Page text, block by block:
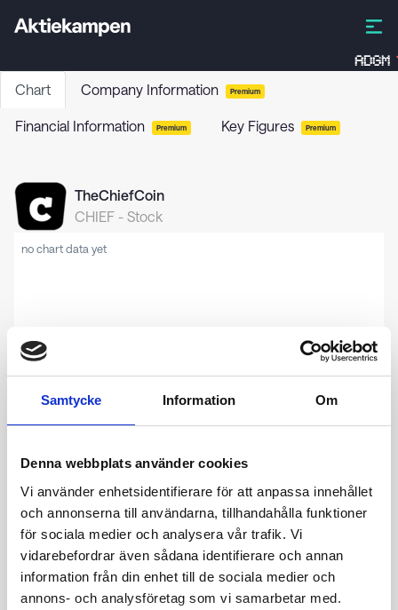
Samtycke Information Om
Denna webbplats använder cookies
Vi använder enhetsidentifierare för att anpassa innehållet
och annonserna till användarna, tillhandahålla funktioner
för sociala medier och analysera vår trafik. Vi
vidarebefordrar även sådana identifierare och annan
information från din enhet till de sociala medier och
annons- och analysföretag som vi samarbetar med.
ADGM
Chart Company Information Premium
Financial Information Premium Key Figures Premium
TheChiefCoin
CHIEF - Stock
no chart data yet
24h 7d 1m 3m 1y 5y